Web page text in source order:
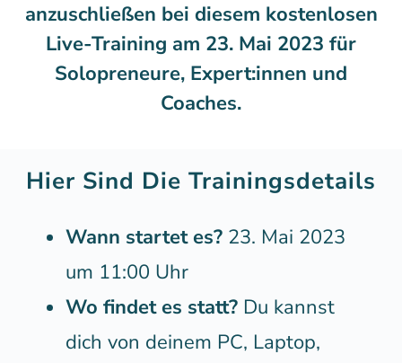
anzuschließen bei diesem kostenlosen
Live-Training am 23. Mai 2023 für
Solopreneure, Expert:innen und
Coaches.
Hier Sind Die Trainingsdetails
Wann startet es? 23. Mai 2023
um 11:00 Uhr
Wo findet es statt? Du kannst
dich von deinem PC, Laptop,